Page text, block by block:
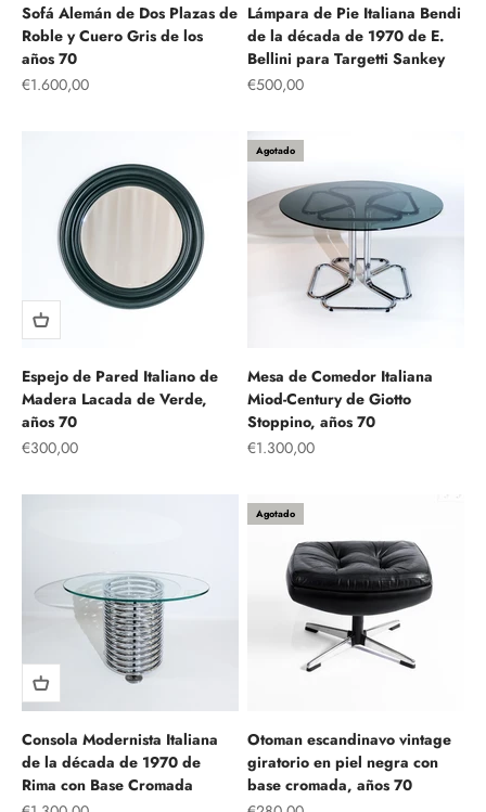
Sofá Alemán de Dos Plazas de
Roble y Cuero Gris de los
años 70
Precio de oferta
€1.600,00
Lámpara de Pie Italiana Bendi
de la década de 1970 de E.
Bellini para Targetti Sankey
Precio de oferta
€500,00
Espejo de Pared Italiano de
Madera Lacada de Verde,
años 70
Precio de oferta
€300,00
Agotado
Mesa de Comedor Italiana
Miod-Century de Giotto
Stoppino, años 70
Precio de oferta
€1.300,00
Consola Modernista Italiana
de la década de 1970 de
Rima con Base Cromada
Agotado
Otoman escandinavo vintage
giratorio en piel negra con
base cromada, años 70